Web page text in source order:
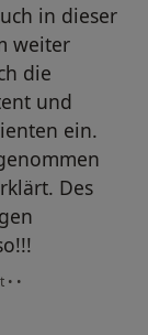
in dieser
weiter
die
und
ein.
Des
• •